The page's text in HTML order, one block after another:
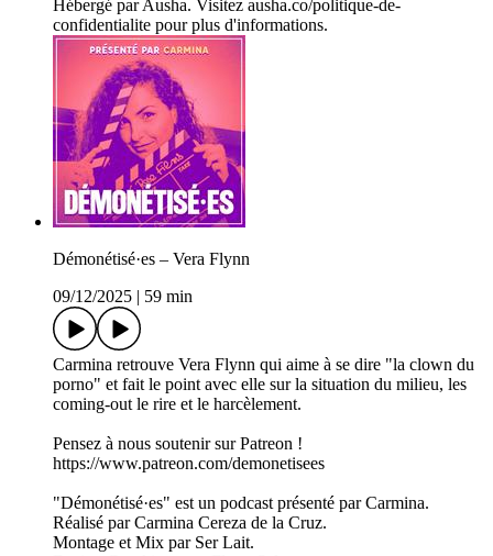
Hébergé par Ausha. Visitez ausha.co/politique-de-
confidentialite pour plus d'informations.
Démonétisé·es – Vera Flynn
09/12/2025
59 min
Carmina retrouve Vera Flynn qui aime à se dire "la clown du
porno" et fait le point avec elle sur la situation du milieu, les
coming-out le rire et le harcèlement.
Pensez à nous soutenir sur Patreon !
https://www.patreon.com/demonetisees
"Démonétisé·es" est un podcast présenté par Carmina.
Réalisé par Carmina Cereza de la Cruz.
Montage et Mix par Ser Lait.